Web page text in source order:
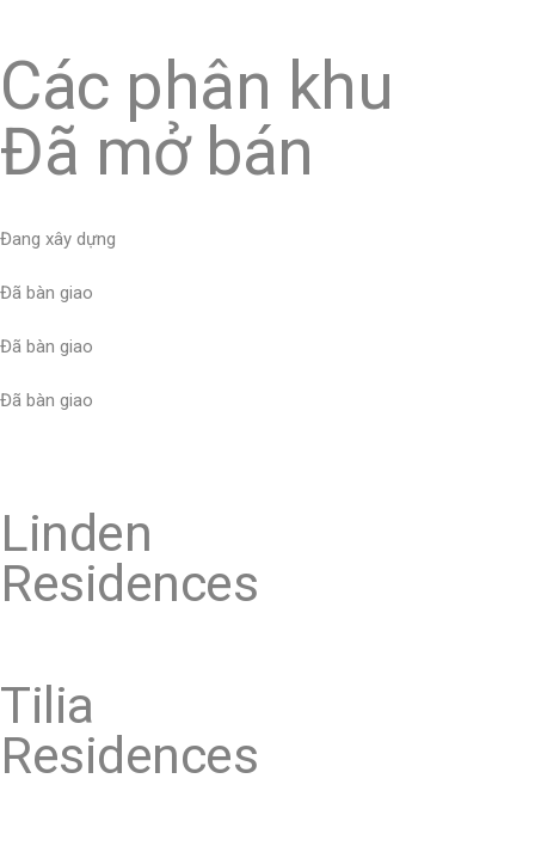
Các phân khu
Đã mở bán
Đang xây dựng
Đã bàn giao
Đã bàn giao
Đã bàn giao
Linden
Residences
Tilia
Residences